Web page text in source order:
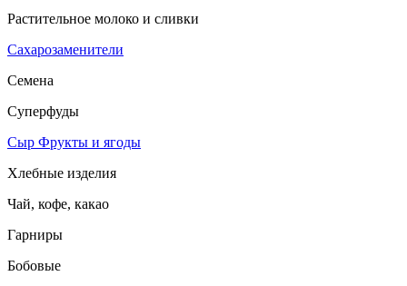
Растительное молоко и сливки
Сахарозаменители
Семена
Суперфуды
Сыр Фрукты и ягоды
Хлебные изделия
Чай, кофе, какао
Гарниры
Бобовые